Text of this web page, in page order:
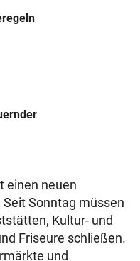
einen neuen
Sonntag müssen
Kultur- und
Friseure schließen.
und